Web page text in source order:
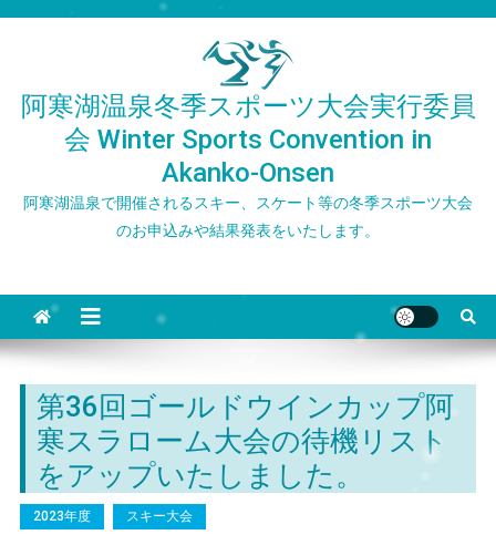
阿寒湖温泉冬季スポーツ大会実行委員
会 Winter Sports Convention in
Akanko-Onsen
阿寒湖温泉で開催されるスキー、スケート等の冬季スポーツ大会
のお申込みや結果発表をいたします。
第36回ゴールドウインカップ阿
寒スラローム大会の待機リスト
をアップいたしました。
2023年度 スキー大会